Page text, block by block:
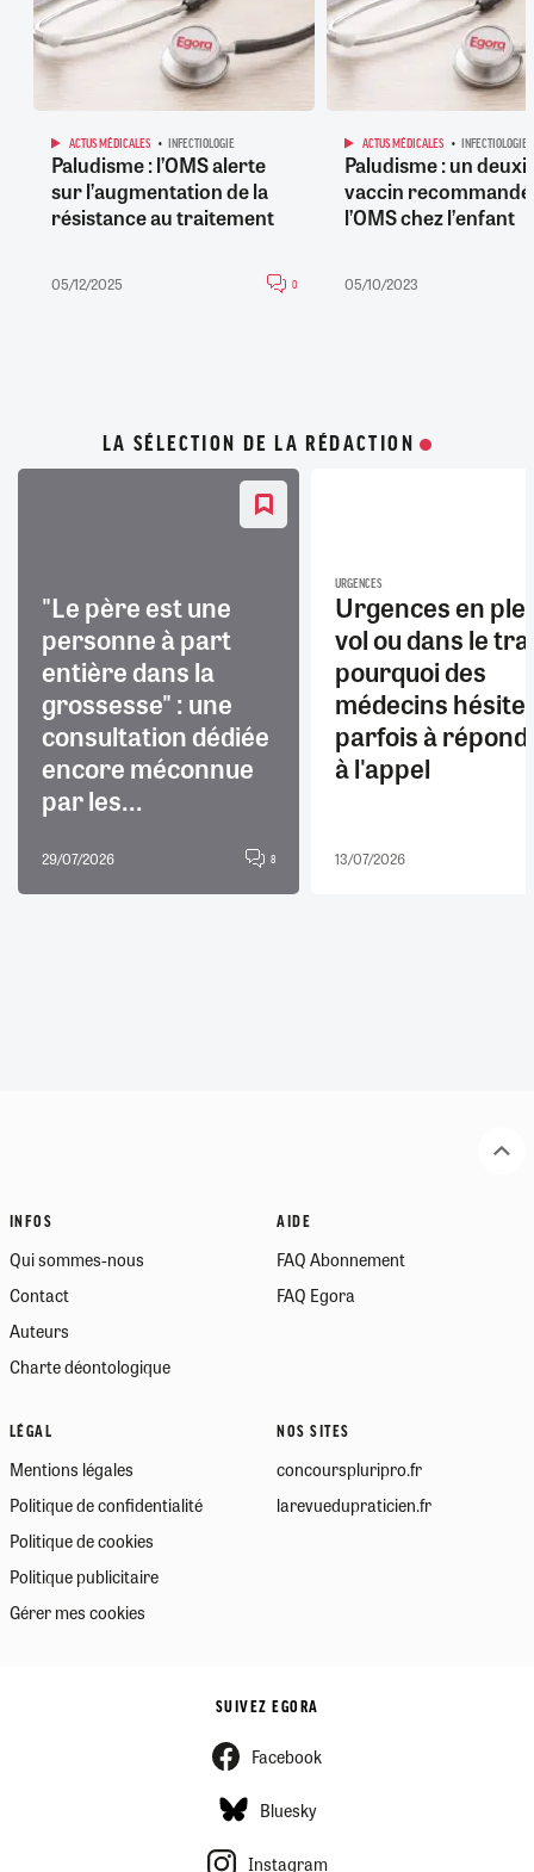
ACTUS MÉDICALES INFECTIOLOGIE
Paludisme : l’OMS alerte
sur l’augmentation de la
résistance au traitement
05/12/2025 0
ACTUS MÉDICALES INFECTIOLOGIE
Paludisme : un
vaccin
l’OMS chez l’enfant
05/10/2023
LA SÉLECTION DE LA RÉDACTION
"Le père est une
personne à part
entière dans la
grossesse" : une
consultation dédiée
encore méconnue
par les...
29/07/2026 8
URGENCES
Urgences en
vol ou dans le
pourquoi des
médecins
parfois à
à l'appel
13/07/2026
INFOS
Qui sommes-nous
Contact
Auteurs
Charte déontologique
AIDE
FAQ Abonnement
FAQ Egora
LÉGAL
Mentions légales
Politique de confidentialité
Politique de cookies
Politique publicitaire
Gérer mes cookies
NOS SITES
concourspluripro.fr
larevuedupraticien.fr
SUIVEZ EGORA
Facebook
Bluesky
Instagram